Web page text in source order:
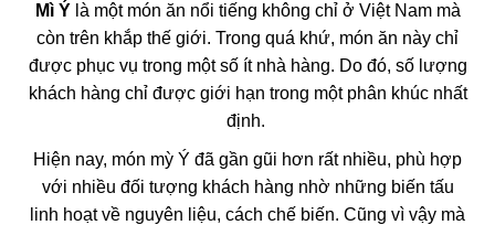
Mì Ýlà một món ăn nổi tiếng không chỉ ở Việt Nam mà
còn trên khắp thế giới. Trong quá khứ, món ăn này chỉ
được phục vụ trong một số ít nhà hàng. Do đó, số lượng
khách hàng chỉ được giới hạn trong một phân khúc nhất
định.
Hiện nay, món mỳ Ý đã gần gũi hơn rất nhiều, phù hợp
với nhiều đối tượng khách hàng nhờ những biến tấu
linh hoạt về nguyên liệu, cách chế biến. Cũng vì vậy mà